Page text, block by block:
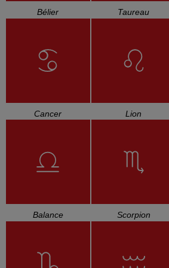
Bélier Taureau
Cancer Lion
Balance Scorpion